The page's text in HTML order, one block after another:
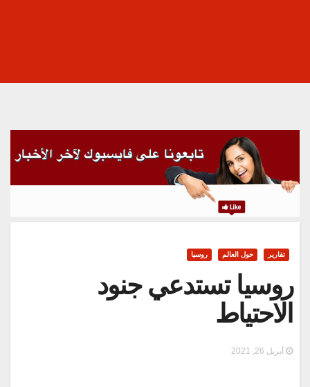
تقارير حول العالم روسيا
روسيا تستدعي جنود
الاحتياط
أبريل 26, 2021